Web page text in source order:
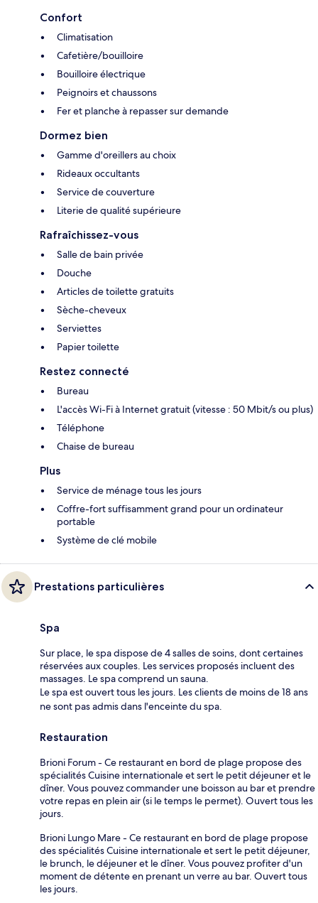
Confort
Climatisation
Cafetière/bouilloire
Bouilloire électrique
Peignoirs et chaussons
Fer et planche à repasser sur demande
Dormez bien
Gamme d'oreillers au choix
Rideaux occultants
Service de couverture
Literie de qualité supérieure
Rafraîchissez-vous
Salle de bain privée
Douche
Articles de toilette gratuits
Sèche-cheveux
Serviettes
Papier toilette
Restez connecté
Bureau
L'accès Wi-Fi à Internet gratuit (vitesse : 50 Mbit/s ou plus)
Téléphone
Chaise de bureau
Plus
Service de ménage tous les jours
Coffre-fort suffisamment grand pour un ordinateur
portable
Système de clé mobile
Prestations particulières
Spa
Sur place, le spa dispose de 4 salles de soins, dont certaines
réservées aux couples. Les services proposés incluent des
massages. Le spa comprend un sauna.
Le spa est ouvert tous les jours. Les clients de moins de 18 ans
ne sont pas admis dans l'enceinte du spa.
Restauration
Brioni Forum - Ce restaurant en bord de plage propose des
spécialités Cuisine internationale et sert le petit déjeuner et le
dîner. Vous pouvez commander une boisson au bar et prendre
votre repas en plein air (si le temps le permet). Ouvert tous les
jours.
Brioni Lungo Mare - Ce restaurant en bord de plage propose
des spécialités Cuisine internationale et sert le petit déjeuner,
le brunch, le déjeuner et le dîner. Vous pouvez profiter d'un
moment de détente en prenant un verre au bar. Ouvert tous
les jours.